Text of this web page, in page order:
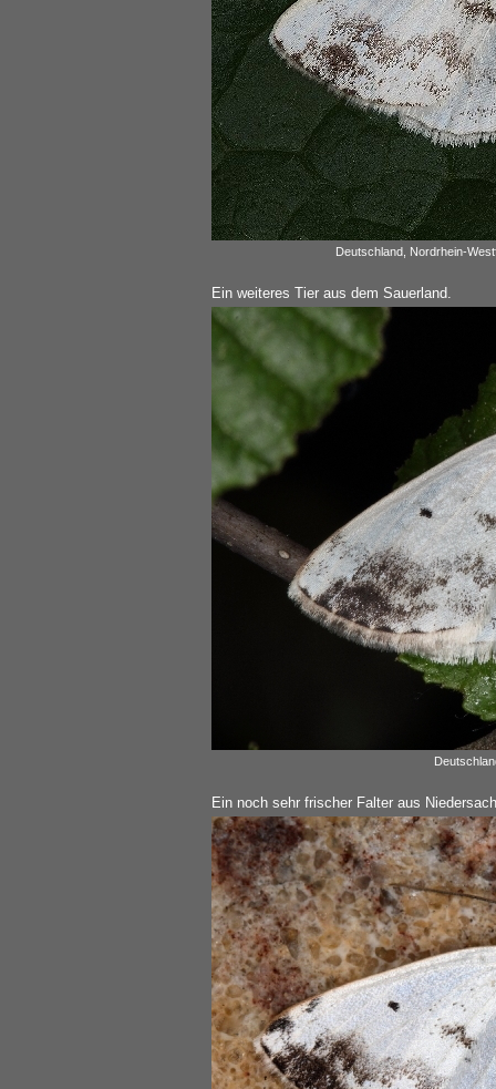
Deutschland, Nordrhein-
Ein weiteres Tier aus dem Sauerland.
Ein noch sehr frischer Falter aus